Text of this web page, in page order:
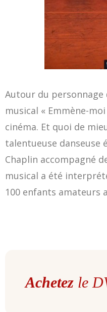
Autour du
musical « Emmène-
cinéma. Et quoi de
talentueuse danseuse
Chaplin accompagné
musical a été
100 enfants amateurs
Achetez le